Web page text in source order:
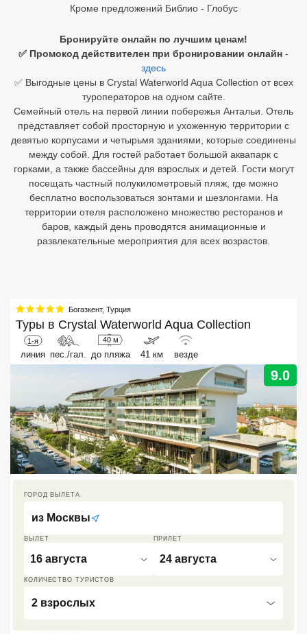
Кроме предложений Библио - Глобус
Бронируйте онлайн по лучшим ценам!
✅ Промокод действителен при бронировании онлайн -
здесь
✅ Выгодные цены в Crystal Waterworld Aqua Collection от всех
туроператоров на одном сайте.
Семейный отель на первой линии побережья Антальи. Отель
представляет собой просторную и ухоженную территории с
девятью корпусами и четырьмя зданиями, которые соединены
между собой. Для гостей работает большой аквапарк с
горками, а также бассейны для взрослых и детей. Гости могут
посещать частный полукилометровый пляж, где можно
бесплатно воспользоваться зонтами и шезлонгами. На
территории отеля расположено множество ресторанов и
баров, каждый день проводятся анимационные и
развлекательные мероприятия для всех возрастов.
Богазкент, Турция
Туры в Crystal Waterworld Aqua Collection
1-я
линия пес./гал.
40 м
до пляжа 41 км везде
9.0
ВЫЛЕТ
16 августа
ПРИЛЕТ
24 августа
КОЛИЧЕСТВО ТУРИСТОВ
2 взрослых
ГОРОД ВЫЛЕТА
из Москвы
Куба
Шри Ланка
Бали
Хайнань
Северный Гоа
Южный Гоа
Занзибар
Кав Мин Воды
Экскурсионные туры
ТОП 10 лучших отелей 5*
ТОП 10 недорогих отелей
5*
Лучшие отели 4* звезды
Недорогие отели 4*
Лучшие отели 3* звезды
звезды